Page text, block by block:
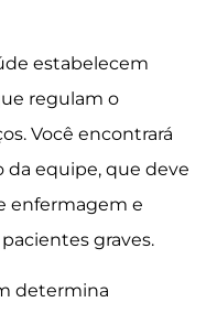
estabelecem
regulam o
Você encontrará
da equipe, que deve
enfermagem e
graves.
determina